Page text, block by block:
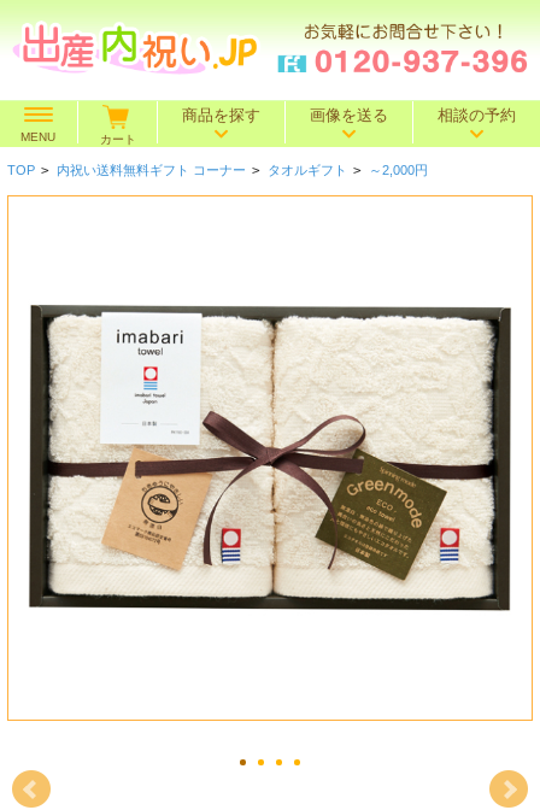
MENU カート
商品を探す
価格で探す ～500円 ～1,000円
～5,000円 ～10,000円 10,001円～
名入れギフト
カタログギフト
送料込み
タオル
食品
画像を送る 相談の予約
TOP > 内祝い送料無料ギフト コーナー > タオルギフト > ～2,000円